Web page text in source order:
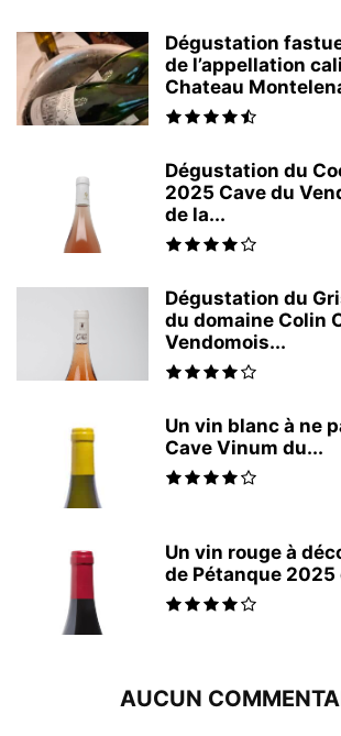
Dégustation
de l’appellation
Chateau
Dégustation du
2025 Cave du
de la...
Dégustation du
du domaine Colin
Vendomois...
Un vin blanc à ne
Cave Vinum du...
Un vin rouge à
de Pétanque 2025
AUCUN